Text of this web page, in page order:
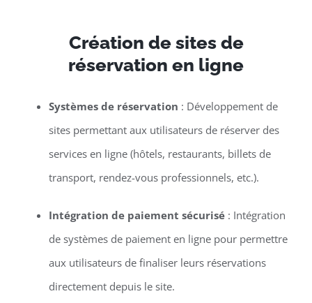
Création de sites de
réservation en ligne
Systèmes de réservation : Développement de
sites permettant aux utilisateurs de réserver des
services en ligne (hôtels, restaurants, billets de
transport, rendez-vous professionnels, etc.).
Intégration de paiement sécurisé: Intégration
de systèmes de paiement en ligne pour permettre
aux utilisateurs de finaliser leurs réservations
directement depuis le site.